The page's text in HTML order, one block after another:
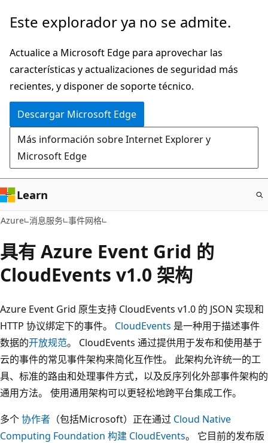
Ir
contenido
principal
Este explorador ya no se admite.
Actualice a Microsoft Edge para aprovechar las
características y actualizaciones de seguridad más
recientes, y disponer de soporte técnico.
Descargar Microsoft Edge
Más información sobre Internet Explorer y
Microsoft Edge
Learn
Azure 消息服务 事件网格
具有 Azure Event Grid 的
CloudEvents v1.0 架构
Azure Event Grid 原生支持 CloudEvents v1.0 的 JSON 实现和
HTTP 协议绑定下的事件。 CloudEvents 是一种用于描述事件
数据的开放规范。 CloudEvents 通过提供用于发布和使用基于
云的事件的常见事件架构来简化互作性。 此架构允许统一的工
具、标准的路由和处理事件方式，以及反序列化外部事件架构的
通用方法。 使用通用架构可以更轻松地跨平台集成工作。
多个协作者 （包括Microsoft）正在通过 Cloud Native
Computing Foundation 构建 CloudEvents。 它目前的发布版